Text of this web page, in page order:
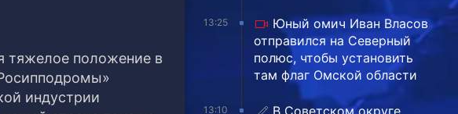
тяжелое положение в
индустрии
13:25
Юный омич Иван Власов
отправился на Северный
полюс, чтобы установить
там флаг Омской области
13:10
В Советском округе